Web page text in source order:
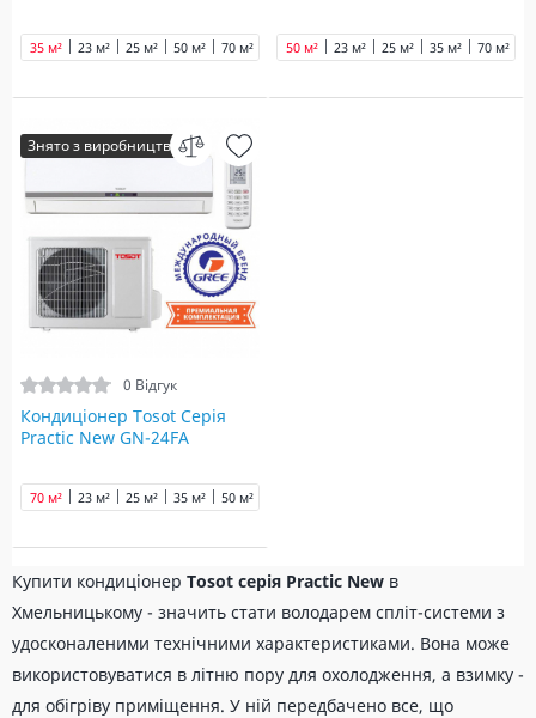
23 м² 25 м²
35 м² 50 м² 70 м² 23 м² 25 м² 35 м²
50 м² 70 м²
Знято з виробництва
0 Відгук
Кондиціонер Tosot Серія
Practic New GN-24FA
23 м² 25 м² 35 м² 50 м²
70 м²
Купити кондиціонер Tosot серія Practic New в
Хмельницькому - значить стати володарем спліт-системи з
удосконаленими технічними характеристиками. Вона може
використовуватися в літню пору для охолодження, а взимку -
для обігріву приміщення. У ній передбачено все, що